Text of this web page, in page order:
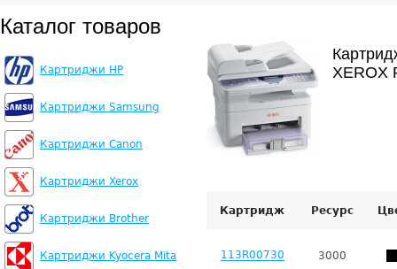
Каталог товаров
Картриджи HP
Картриджи Samsung
Картриджи Canon
Картриджи Xerox
Картриджи Brother
Картриджи Kyocera Mita
XEROX
Картридж Ресурс
113R00730 3000